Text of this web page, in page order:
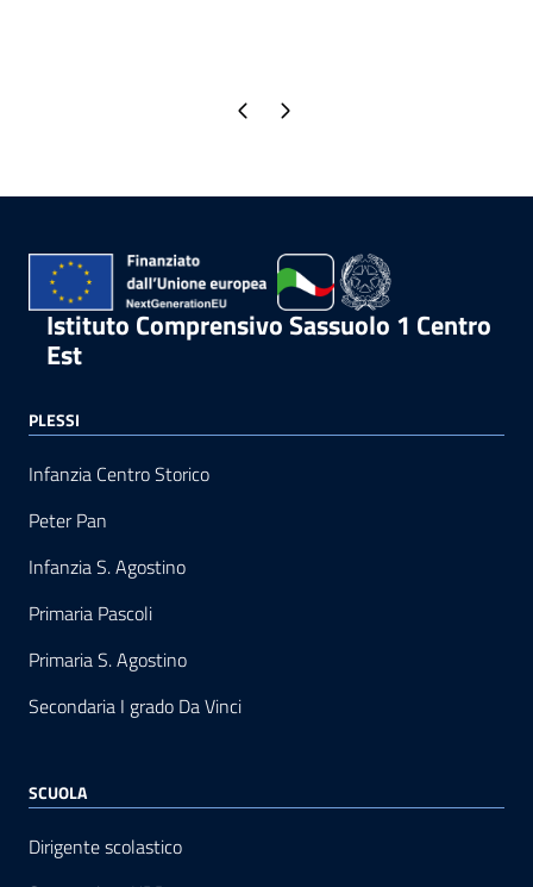
Pagina precedente
Pagina successiva
Istituto Comprensivo Sassuolo 1 Centro
Est
PLESSI
Infanzia Centro Storico
Peter Pan
Infanzia S. Agostino
Primaria Pascoli
Primaria S. Agostino
Secondaria I grado Da Vinci
SCUOLA
Dirigente scolastico